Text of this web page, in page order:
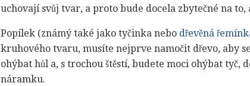
uchovají svůj tvar, a proto bude docela zbytečné na to,
Popílek (známý také jako tyčinka nebo dřevěná
kruhového tvaru, musíte nejprve namočit dřevo, aby
ohýbat hůl a, s trochou štěstí, budete moci ohýbat
náramku.